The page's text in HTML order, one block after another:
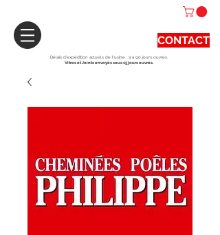
CONTACT
Délais d'expédition actuels de l'usine : 3 à 90 jours ouvrés.
Vitres et Joints envoyés sous 15 jours ouvrés.